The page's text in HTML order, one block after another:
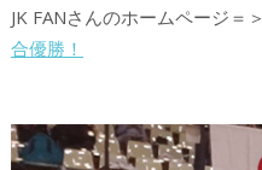
JK FANさんのホームページ＝＞
合優勝！